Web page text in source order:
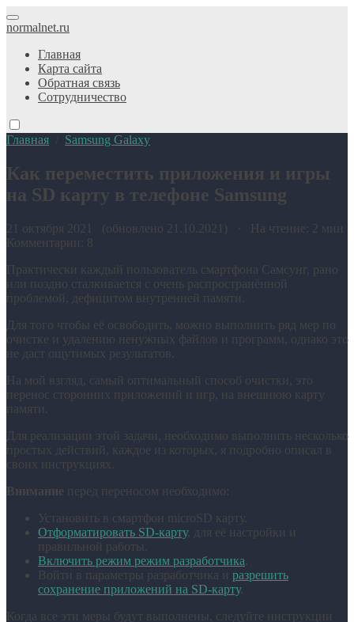
normalnet.ru
Главная
Карта сайта
Обратная связь
Сотрудничество
Главная Samsung Galaxy
Как переместить приложения и игры
на SD карту в телефоне Samsung
21 октября 2021 (обновлено 21.10.2021) · На чтение: 2 мин
Комментарии: 8
Практически каждый пользователь смартфона Самсунг, рано
или поздно сталкивается с очень распространённой
проблемой, дефицитом внутренней памяти.
Для того чтобы её освободить, можно выполнить ряд мер по
очистке и удалению ненужных файлов и программ, однако это
не даст ощутимых результатов.
На мой взгляд, самый оптимальный способ очистки, это
перенос сторонних приложений и игр, на внешнюю карту
памяти.
Для реализации этой задачи, необходимо выполнить несколько
простых действий, каждое из которых, я подробно описал в
своих инструкциях.
Внимание перед переносом необходимо:
Установить в смартфон microSD карту.
Отформатировать SD-карту, для её настройки и
правильной работы.
Включить режим режим разработчика
Войти в параметры разработчика и разрешить
сохранение приложений на SD-карту.
Когда все эти меры будут выполнены, следуйте инструкции